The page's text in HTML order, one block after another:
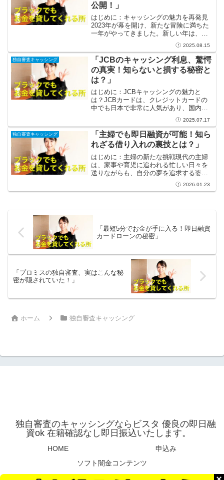
公開！」
はじめに：キャッシングの魅力を再発見
2023年が幕を開け、新たな冒険に満ちた
一年がやってきました。新しい年は、私
たちにさまざまな選択肢をもたらします
が、その中でもキャッシングは特に注目
すべき選択肢です。キャッシングと聞く
と何となくネガティブ...
2025.08.15
独自審査キャッシング
「JCBのキャッシング利息、驚愕
の真実！知らないと損する秘密と
は？」
はじめに：JCBキャッシングの魅力と
は？JCBカードは、クレジットカードの
中でも日本で非常に人気があり、国内外
で幅広い特典や便利さを提供していま
す。スムーズな決済や、旅行中の安心感
はもちろん、急な出費にも対応できるキ
ャッシングサービスも大き...
2025.07.17
独自審査キャッシング
「主婦でも即日融資が可能！知ら
れざる借り入れの裏技とは？」
はじめに：主婦の新たな挑戦現代の主婦
は、家事や育児に追われる忙しい日々を
送りながらも、自分の夢を追求する姿勢
を持っています。家庭の支えとなり、同
時に自身の目標達成のために挑戦し続け
2026.01.23
「最短5分でお金が手に入る！即日融資
カードローンの秘密」
「プロミスの独自審査、実はこんな秘
密が隠されていた！」
ホーム 独自審査キャッシング
独自審査のキャッシングならビスタ 優良の即日融
資ok 在籍確認なし即日振込いたします。
HOME
申込み
ソフト闇金コンテンツ